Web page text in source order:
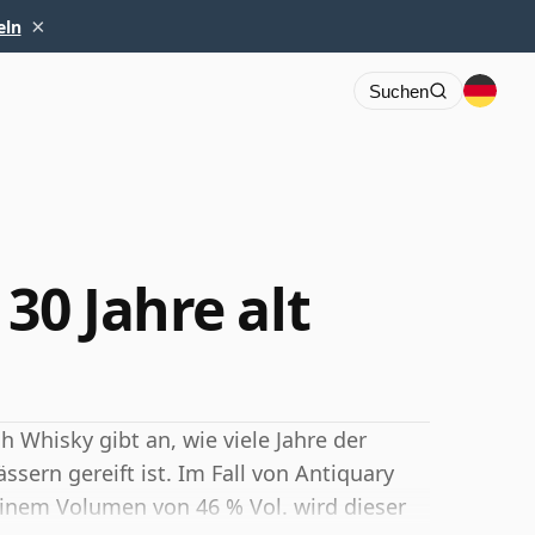
×
Suchen
Jahre alt
Whisky gibt an, wie viele Jahre der
gereift ist. Im Fall von Antiquary
Volumen von 46 % Vol. wird dieser